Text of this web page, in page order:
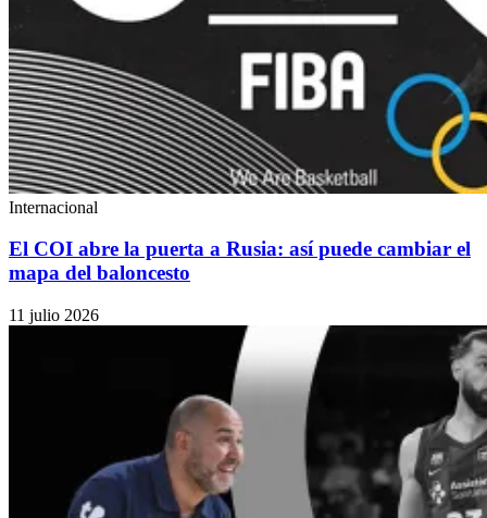
Internacional
El COI abre la puerta a Rusia: así puede cambiar el
mapa del baloncesto
11 julio 2026